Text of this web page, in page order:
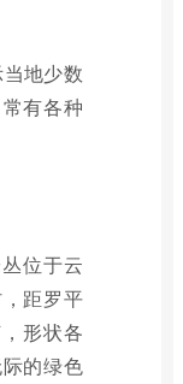
地少数
有各种
位于云
距罗平
形状各
的绿色